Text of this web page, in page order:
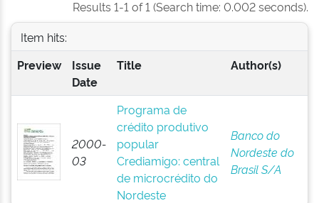
Results 1-1 of 1 (Search time: 0.002 seconds).
Item hits:
Preview
Issue
Date
Title Author(s)
2000-
03
Programa de
crédito produtivo
popular
Crediamigo: central
de microcrédito do
Nordeste
Banco do
Nordeste do
Brasil S/A